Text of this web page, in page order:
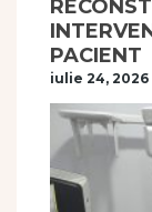
PACIENT
iulie 24, 2026